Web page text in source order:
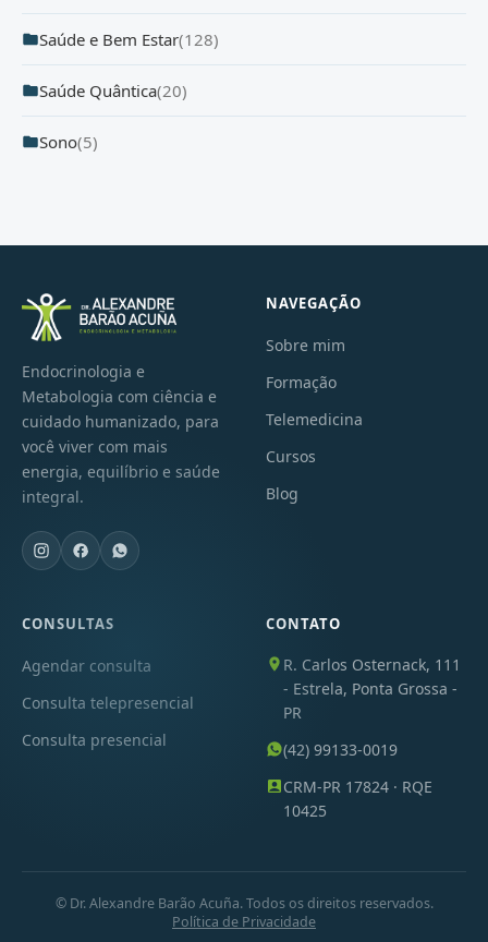
Saúde e Bem Estar(128)
Saúde Quântica(20)
Sono(5)
Endocrinologia e
Metabologia com ciência e
cuidado humanizado, para
você viver com mais
energia, equilíbrio e saúde
integral.
NAVEGAÇÃO
Sobre mim
Formação
Telemedicina
Cursos
Blog
CONSULTAS
Agendar consulta
Consulta telepresencial
Consulta presencial
CONTATO
R. Carlos Osternack, 111
- Estrela, Ponta Grossa -
PR
(42) 99133-0019
CRM-PR 17824 · RQE
10425
© Dr. Alexandre Barão Acuña. Todos os direitos reservados.
Política de Privacidade